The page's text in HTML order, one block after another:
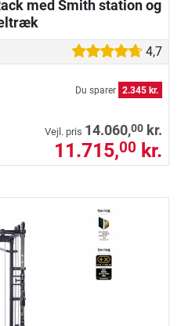
med Smith station og
4,7
Du sparer 2.345 kr.
Vejl. pris 14.060,00 kr.
11.715,00 kr.